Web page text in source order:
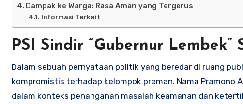
Dampak ke Warga: Rasa Aman yang Tergerus
Informasi Terkait
PSI Sindir “Gubernur Lembek”
Dalam sebuah pernyataan politik yang beredar di ruang
kompromistis terhadap kelompok preman. Nama Pramono
dalam konteks penanganan masalah keamanan dan